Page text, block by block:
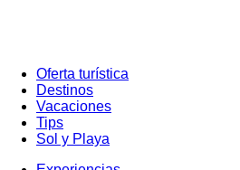
Oferta turística
Destinos
Vacaciones
Tips
Sol y Playa